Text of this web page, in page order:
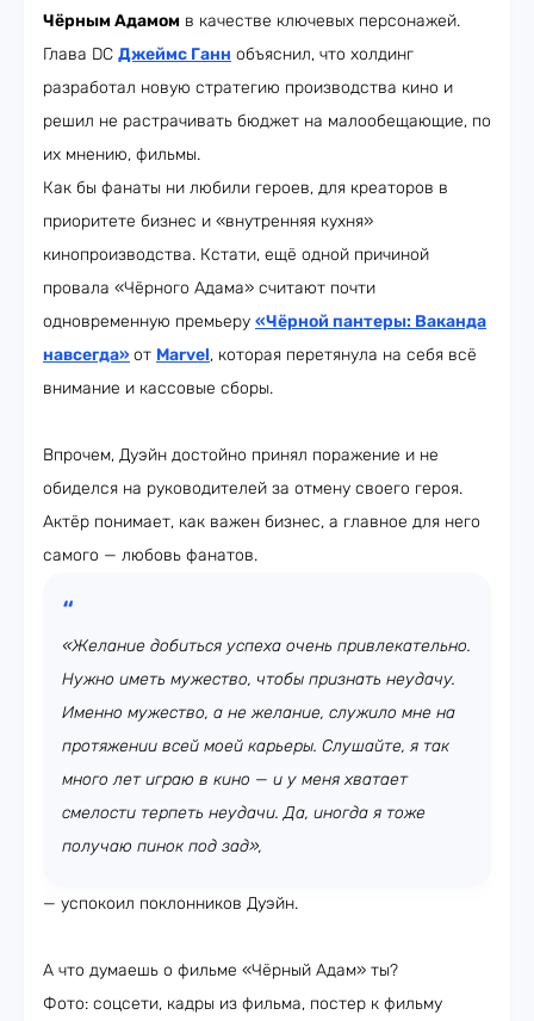
Чёрным Адамом в качестве ключевых персонажей.
Глава DC Джеймс Ганн объяснил, что холдинг
разработал новую стратегию производства кино и
решил не растрачивать бюджет на малообещающие, по
их мнению, фильмы.
Как бы фанаты ни любили героев, для креаторов в
приоритете бизнес и «внутренняя кухня»
кинопроизводства. Кстати, ещё одной причиной
провала «Чёрного Адама» считают почти
одновременную премьеру «Чёрной пантеры: Ваканда
навсегда»от Marvel, которая перетянула на себя всё
внимание и кассовые сборы.
Впрочем, Дуэйн достойно принял поражение и не
обиделся на руководителей за отмену своего героя.
Актёр понимает, как важен бизнес, а главное для него
самого — любовь фанатов.
«Желание добиться успеха очень привлекательно.
Нужно иметь мужество, чтобы признать неудачу.
Именно мужество, а не желание, служило мне на
протяжении всей моей карьеры. Слушайте, я так
много лет играю в кино — и у меня хватает
смелости терпеть неудачи. Да, иногда я тоже
получаю пинок под зад»,
— успокоил поклонников Дуэйн.
А что думаешь о фильме «Чёрный Адам» ты?
Фото: соцсети, кадры из фильма, постер к фильму